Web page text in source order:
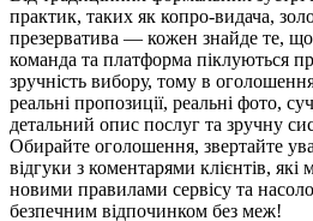
практик, таких як копро-видача,
презерватива — кожен знайде те,
команда та платформа піклуються
зручність вибору, тому в
реальні пропозиції, реальні фото,
детальний опис послуг та зручну
Обирайте оголошення, звертайте
відгуки з коментарями клієнтів, які
новими правилами сервісу та
безпечним відпочинком без меж!